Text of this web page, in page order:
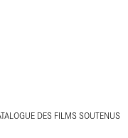
DES FILMS SOUTENUS